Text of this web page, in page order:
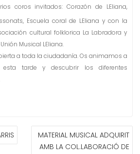
coros invitados: Corazón de LEliana,
Escuela coral de LEliana y con la
cultural folklorica La Labradora y
Musical LEliana.
a toda la ciudadanía. Os animamos a
esta tarde y descubrir los diferentes
MATERIAL MUSICAL ADQUIRIT
AMB LA COL.LABORACIÓ DE